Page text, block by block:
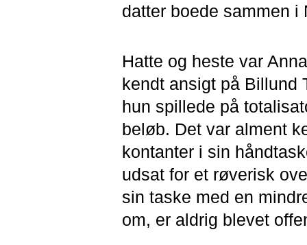
datter boede sammen i
Hatte og heste var
kendt ansigt på Billund
hun spillede på
beløb. Det var alment
kontanter i sin
udsat for et røverisk
sin taske med en
om, er aldrig blevet